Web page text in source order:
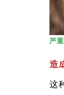
严
造
这